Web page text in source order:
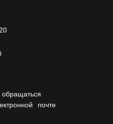
почте